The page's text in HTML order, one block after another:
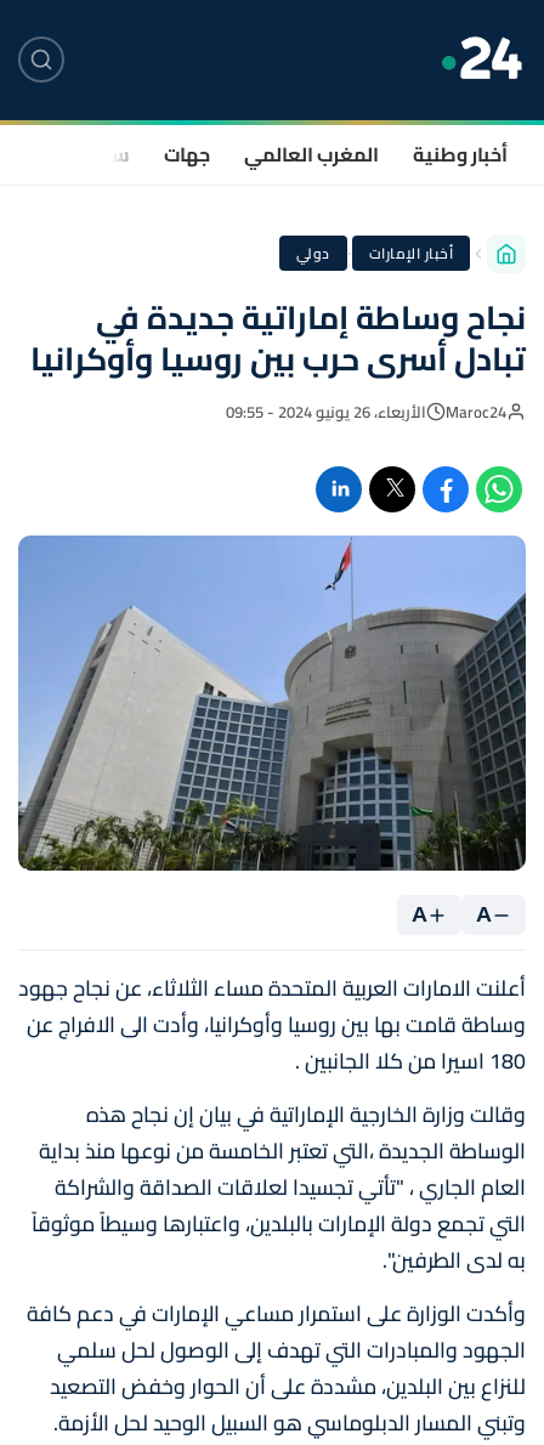
أخبار وطنية المغرب العالمي جهات سياسة
أخبار الإمارات · دولي
نجاح وساطة إماراتية جديدة في
تبادل أسرى حرب بين روسيا وأوكرانيا
Maroc24 الأربعاء، 26 يونيو 2024 - 09:55
A
A
أعلنت الامارات العربية المتحدة مساء الثلاثاء، عن نجاح جهود
وساطة قامت بها بين روسيا وأوكرانيا، وأدت الى الافراج عن
180 اسيرا من كلا الجانبين .
وقالت وزارة الخارجية الإماراتية في بيان إن نجاح هذه
الوساطة الجديدة ،التي تعتبر الخامسة من نوعها منذ بداية
العام الجاري ، "تأتي تجسيدا لعلاقات الصداقة والشراكة
التي تجمع دولة الإمارات بالبلدين، واعتبارها وسيطاً موثوقاً
به لدى الطرفين".
وأكدت الوزارة على استمرار مساعي الإمارات في دعم كافة
الجهود والمبادرات التي تهدف إلى الوصول لحل سلمي
للنزاع بين البلدين، مشددة على أن الحوار وخفض التصعيد
وتبني المسار الدبلوماسي هو السبيل الوحيد لحل الأزمة.